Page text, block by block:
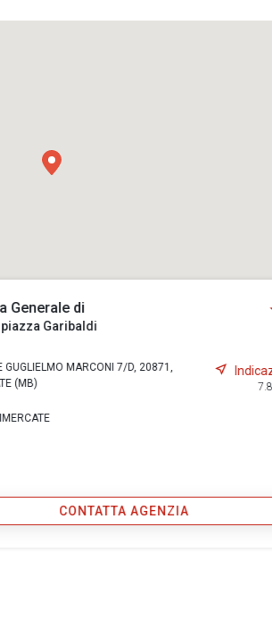
Generale di
piazza Garibaldi
GUGLIELMO MARCONI 7/D, 20871,
(MB)
CONTATTA AGENZIA